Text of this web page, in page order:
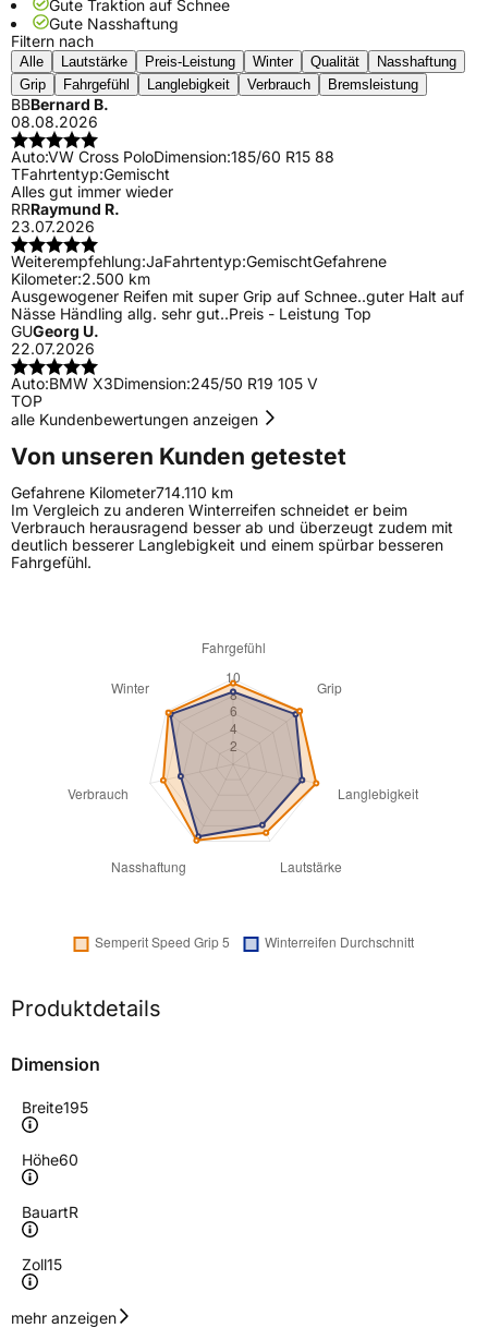
Gute Traktion auf Schnee
Gute Nasshaftung
Filtern nach
Alle Lautstärke Preis-Leistung Winter Qualität
Nasshaftung
Grip
Fahrgefühl Langlebigkeit Verbrauch Bremsleistung
BBBernard B.
08.08.2026
Auto:VW Cross PoloDimension:185/60 R15 88
TFahrtentyp:Gemischt
Alles gut immer wieder
RRRaymund R.
23.07.2026
Weiterempfehlung:JaFahrtentyp:GemischtGefahrene
Kilometer:2.500 km
Ausgewogener Reifen mit super Grip auf Schnee..guter Halt auf
Nässe Händling allg. sehr gut..Preis - Leistung Top
GUGeorg U.
22.07.2026
Auto:BMW X3Dimension:245/50 R19 105 V
TOP
alle Kundenbewertungen anzeigen
Von unseren Kunden getestet
Gefahrene Kilometer714.110 km
Im Vergleich zu anderen Winterreifen schneidet er beim
Verbrauch herausragend besser ab und überzeugt zudem mit
deutlich besserer Langlebigkeit und einem spürbar besseren
Fahrgefühl.
Produktdetails
Dimension
Breite195
Höhe60
BauartR
Zoll15
Geschwindigkeitsindex
mehr anzeigen